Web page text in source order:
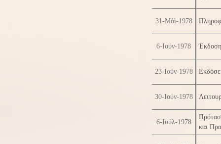
31-Μάϊ-1978
6-Ιούν-1978 Έκδοση
23-Ιούν-1978
30-Ιούν-1978
6-Ιούλ-1978
και